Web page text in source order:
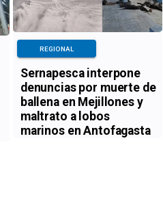
Sernapesca interpone
denuncias por muerte de
ballena en Mejillones y
maltrato a lobos
marinos en Antofagasta
REGIONAL